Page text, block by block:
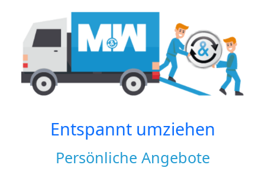
Entspannt umziehen
Persönliche Angebote